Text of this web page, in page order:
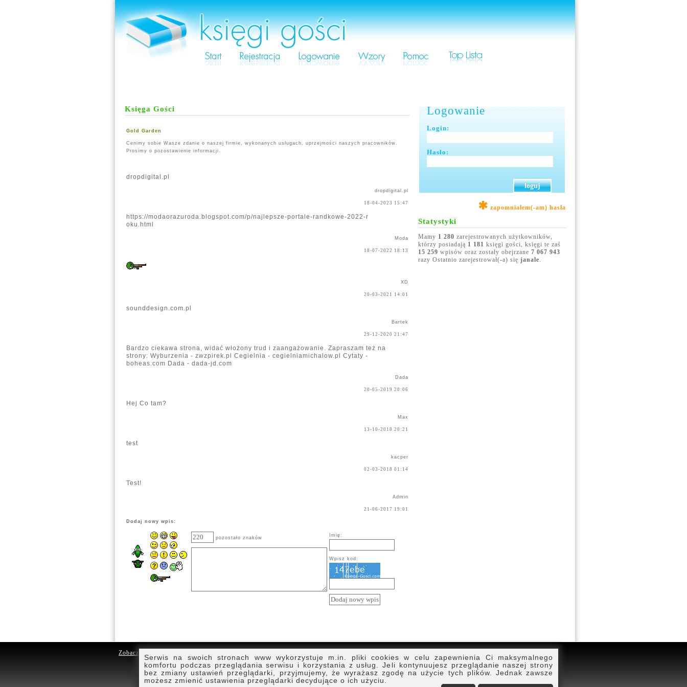
Księga Gości
Gold Garden
Cenimy sobie Wasze zdanie o naszej firmie, wykonanych usługach, uprzejmości naszych pracowników.
Prosimy o pozostawienie informacji.
dropdigital.pl
dropdigital.pl
18-04-2023 15:47
https://modaorazuroda.blogspot.com/p/najlepsze-portale-randkowe-2022-r
oku.html
Moda
18-07-2022 18:13
XD
20-03-2021 14:01
sounddesign.com.pl
Bartek
29-12-2020 21:47
Bardzo ciekawa strona, widać włożony trud i zaangażowanie. Zapraszam też na
strony: Wyburzenia - zwzpirek.pl Cegielnia - cegielniamichalow.pl Cytaty -
boheas.com Dada - dada-jd.com
Dada
20-05-2019 20:06
Hej Co tam?
Max
13-10-2018 20:21
test
kacper
02-03-2018 01:14
Test!
Admin
21-06-2017 19:01
Dodaj nowy wpis:
pozostało znaków Imię:
Wpisz kod:
Logowanie
Login:
Hasło:
zapomniałem(-am) hasła
Statystyki
Mamy 1 280 zarejestrowanych użytkowników,
którzy posiadają 1 181 księgi gości, księgi te zaś
15 259 wpisów oraz zostały obejrzane 7 067 943
razy Ostatnio zarejestrował(-a) się janale.
Zobacz inne serwisy
DarmoweSondy.pl
Web-Rynek.pl
Gibo.pl
PolishLady.pl - Portal dla każdej kobiety
Serwis na swoich stronach www wykorzystuje m.in. pliki cookies w celu zapewnienia Ci maksymalnego
komfortu podczas przeglądania serwisu i korzystania z usług. Jeli kontynuujesz przeglądanie naszej strony
bez zmiany ustawień przeglądarki, przyjmujemy, że wyrażasz zgodę na użycie tych plików. Jednak zawsze
możesz zmienić ustawienia przeglądarki decydujące o ich użyciu.